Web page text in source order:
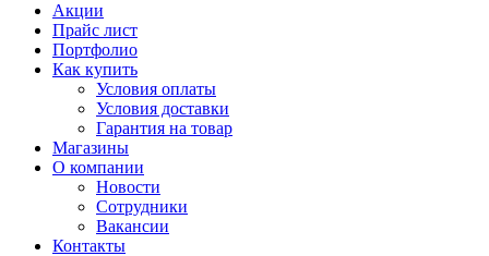
Акции
Прайс лист
Портфолио
Как купить
Условия оплаты
Условия доставки
Гарантия на товар
Магазины
О компании
Новости
Сотрудники
Вакансии
Контакты